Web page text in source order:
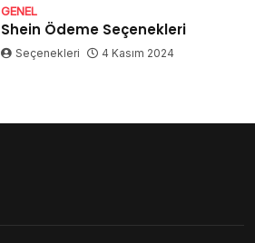
GENEL
Shein Ödeme Seçenekleri
Seçenekleri 4 Kasım 2024